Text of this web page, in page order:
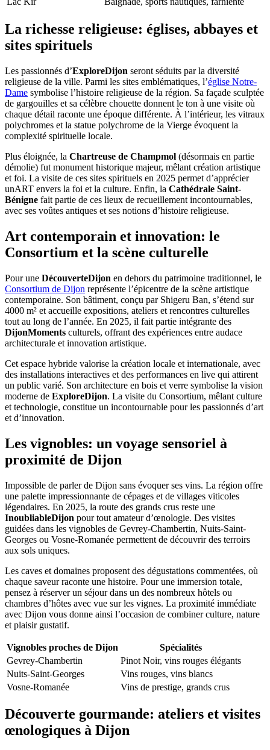
La richesse religieuse: églises, abbayes et
sites spirituels
Les passionnés d’ExploreDijon seront séduits par la diversité
religieuse de la ville. Parmi les sites emblématiques, l’église Notre-
Dame symbolise l’histoire religieuse de la région. Sa façade sculptée
de gargouilles et sa célèbre chouette donnent le ton à une visite où
chaque détail raconte une époque différente. À l’intérieur, les vitraux
polychromes et la statue polychrome de la Vierge évoquent la
complexité spirituelle locale.
Plus éloignée, la Chartreuse de Champmol (désormais en partie
démolie) fut monument historique majeur, mêlant création artistique
et foi. La visite de ces sites spirituels en 2025 permet d’apprécier
unART envers la foi et la culture. Enfin, la Cathédrale Saint-
Bénigne fait partie de ces lieux de recueillement incontournables,
avec ses voûtes antiques et ses notions d’histoire religieuse.
Art contemporain et innovation: le
Consortium et la scène culturelle
Pour une DécouverteDijon en dehors du patrimoine traditionnel, le
Consortium de Dijon représente l’épicentre de la scène artistique
contemporaine. Son bâtiment, conçu par Shigeru Ban, s’étend sur
4000 m² et accueille expositions, ateliers et rencontres culturelles
tout au long de l’année. En 2025, il fait partie intégrante des
DijonMoments culturels, offrant des expériences entre audace
architecturale et innovation artistique.
Cet espace hybride valorise la création locale et internationale, avec
des installations interactives et des performances en live qui attirent
un public varié. Son architecture en bois et verre symbolise la vision
moderne de ExploreDijon. La visite du Consortium, mêlant culture
et technologie, constitue un incontournable pour les passionnés d’art
et d’innovation.
Les vignobles: un voyage sensoriel à
proximité de Dijon
Impossible de parler de Dijon sans évoquer ses vins. La région offre
une palette impressionnante de cépages et de villages viticoles
légendaires. En 2025, la route des grands crus reste une
InoubliableDijon pour tout amateur d’œnologie. Des visites
guidées dans les vignobles de Gevrey-Chambertin, Nuits-Saint-
Georges ou Vosne-Romanée permettent de découvrir des terroirs
aux sols uniques.
Les caves et domaines proposent des dégustations commentées, où
chaque saveur raconte une histoire. Pour une immersion totale,
pensez à réserver un séjour dans un des nombreux hôtels ou
chambres d’hôtes avec vue sur les vignes. La proximité immédiate
avec Dijon vous donne ainsi l’occasion de combiner culture, nature
et plaisir gustatif.
Vignobles proches de Dijon
Spécialités
Gevrey-Chambertin
Pinot Noir, vins rouges élégants
Nuits-Saint-Georges
Vins rouges, vins blancs
Vosne-Romanée
Vins de prestige, grands crus
Découverte gourmande: ateliers et visites
œnologiques à Dijon